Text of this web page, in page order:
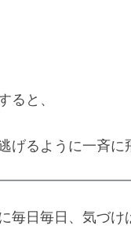
ると、
げるように一斉に
毎日毎日、気づけ